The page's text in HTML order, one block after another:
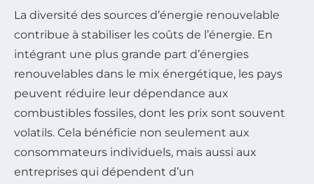
La diversité des sources d’énergie renouvelable
contribue à stabiliser les coûts de l’énergie. En
intégrant une plus grande part d’énergies
renouvelables dans le mix énergétique, les pays
peuvent réduire leur dépendance aux
combustibles fossiles, dont les prix sont souvent
volatils. Cela bénéficie non seulement aux
consommateurs individuels, mais aussi aux
entreprises qui dépendent d’un